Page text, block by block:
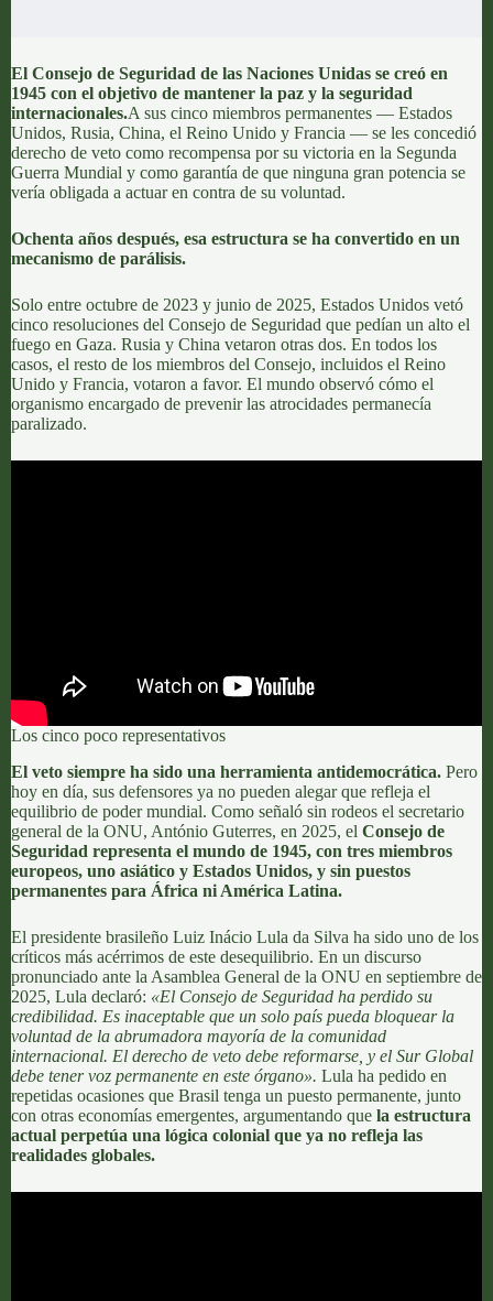
El Consejo de Seguridad de las Naciones Unidas se creó en
1945 con el objetivo de mantener la paz y la seguridad
internacionales.A sus cinco miembros permanentes — Estados
Unidos, Rusia, China, el Reino Unido y Francia — se les concedió
derecho de veto como recompensa por su victoria en la Segunda
Guerra Mundial y como garantía de que ninguna gran potencia se
vería obligada a actuar en contra de su voluntad.
Ochenta años después, esa estructura se ha convertido en un
mecanismo de parálisis.
Solo entre octubre de 2023 y junio de 2025, Estados Unidos vetó
cinco resoluciones del Consejo de Seguridad que pedían un alto el
fuego en Gaza. Rusia y China vetaron otras dos. En todos los
casos, el resto de los miembros del Consejo, incluidos el Reino
Unido y Francia, votaron a favor. El mundo observó cómo el
organismo encargado de prevenir las atrocidades permanecía
paralizado.
Los cinco poco representativos
El veto siempre ha sido una herramienta antidemocrática. Pero
hoy en día, sus defensores ya no pueden alegar que refleja el
equilibrio de poder mundial. Como señaló sin rodeos el secretario
general de la ONU, António Guterres, en 2025, el Consejo de
Seguridad representa el mundo de 1945, con tres miembros
europeos, uno asiático y Estados Unidos, y sin puestos
permanentes para África ni América Latina.
El presidente brasileño Luiz Inácio Lula da Silva ha sido uno de los
críticos más acérrimos de este desequilibrio. En un discurso
pronunciado ante la Asamblea General de la ONU en septiembre de
2025, Lula declaró: «El Consejo de Seguridad ha perdido su
credibilidad. Es inaceptable que un solo país pueda bloquear la
voluntad de la abrumadora mayoría de la comunidad
internacional. El derecho de veto debe reformarse, y el Sur Global
debe tener voz permanente en este órgano». Lula ha pedido en
repetidas ocasiones que Brasil tenga un puesto permanente, junto
con otras economías emergentes, argumentando que la estructura
actual perpetúa una lógica colonial que ya no refleja las
realidades globales.